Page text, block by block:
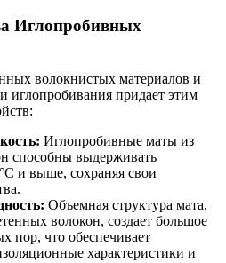
Иглопробивных
волокнистых материалов и
иглопробивания придает этим
Иглопробивные маты из
способны выдерживать
и выше, сохраняя свои
Объемная структура мата,
волокон, создает большое
пор, что обеспечивает
характеристики и